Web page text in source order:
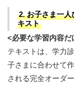
2. お子さま一
キスト
<必要な学習内容
テキストは、学力
子さまに合わせて
される完全オーダ